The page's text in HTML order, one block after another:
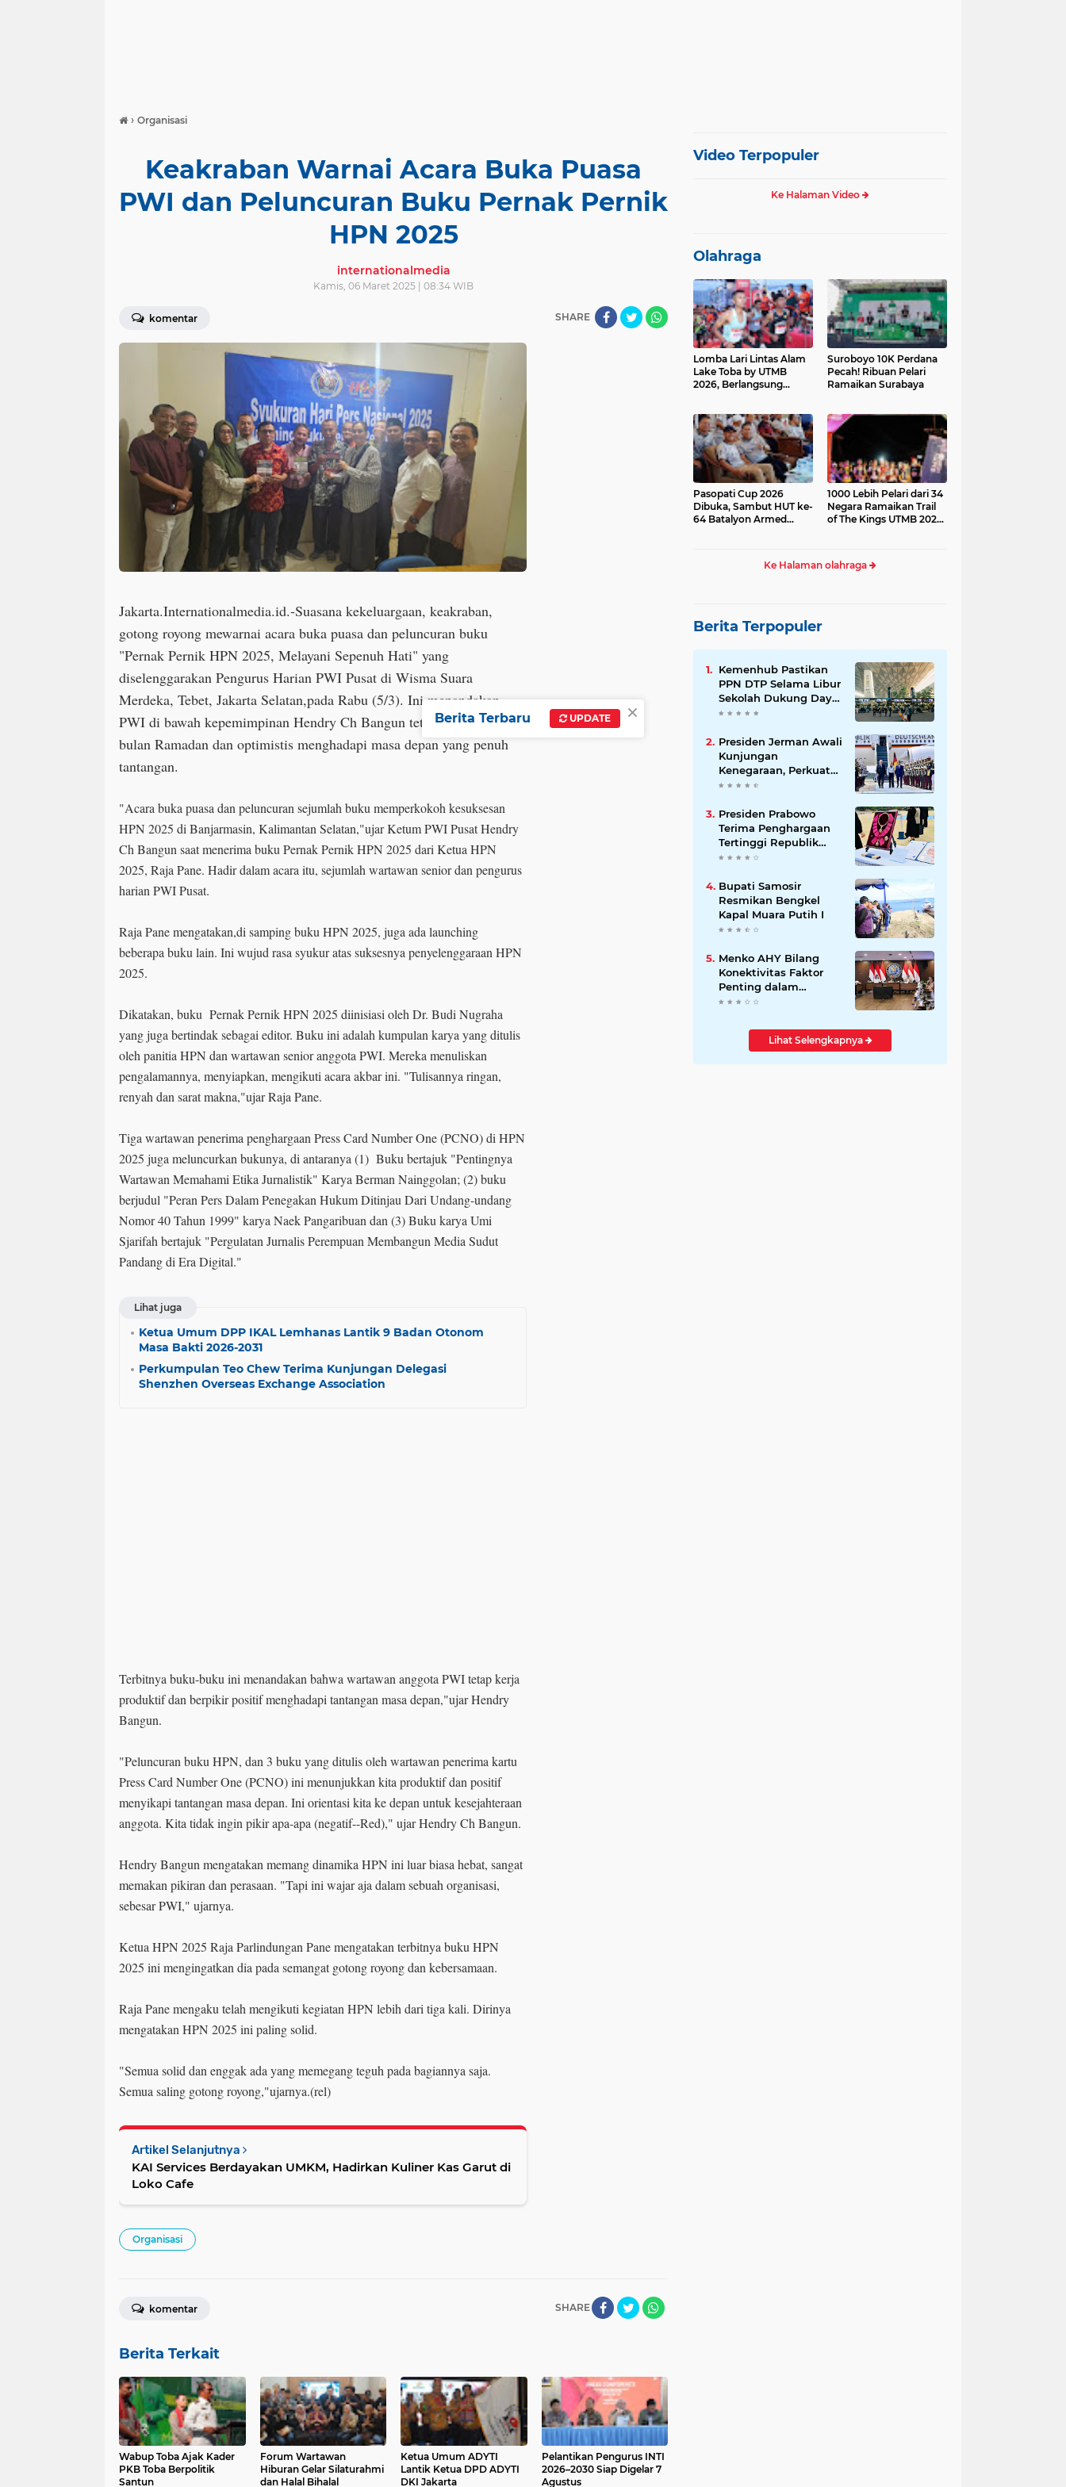
› Organisasi
Keakraban Warnai Acara Buka Puasa
PWI dan Peluncuran Buku Pernak Pernik
HPN 2025
internationalmedia
Kamis, 06 Maret 2025 | 08:34 WIB
komentar SHARE
Jakarta.Internationalmedia.id.-Suasana kekeluargaan, keakraban,
gotong royong mewarnai acara buka puasa dan peluncuran buku
"Pernak Pernik HPN 2025, Melayani Sepenuh Hati" yang
diselenggarakan Pengurus Harian PWI Pusat di Wisma Suara
Merdeka, Tebet, Jakarta Selatan,pada Rabu (5/3). Ini menandakan
PWI di bawah kepemimpinan Hendry Ch Bangun tetap produktif di
bulan Ramadan dan optimistis menghadapi masa depan yang penuh
tantangan.
"Acara buka puasa dan peluncuran sejumlah buku memperkokoh kesuksesan
HPN 2025 di Banjarmasin, Kalimantan Selatan,"ujar Ketum PWI Pusat Hendry
Ch Bangun saat menerima buku Pernak Pernik HPN 2025 dari Ketua HPN
2025, Raja Pane. Hadir dalam acara itu, sejumlah wartawan senior dan pengurus
harian PWI Pusat.
Raja Pane mengatakan,di samping buku HPN 2025, juga ada launching
beberapa buku lain. Ini wujud rasa syukur atas suksesnya penyelenggaraan HPN
2025.
Dikatakan, buku Pernak Pernik HPN 2025 diinisiasi oleh Dr. Budi Nugraha
yang juga bertindak sebagai editor. Buku ini adalah kumpulan karya yang ditulis
oleh panitia HPN dan wartawan senior anggota PWI. Mereka menuliskan
pengalamannya, menyiapkan, mengikuti acara akbar ini. "Tulisannya ringan,
renyah dan sarat makna,"ujar Raja Pane.
Tiga wartawan penerima penghargaan Press Card Number One (PCNO) di HPN
2025 juga meluncurkan bukunya, di antaranya (1) Buku bertajuk "Pentingnya
Wartawan Memahami Etika Jurnalistik" Karya Berman Nainggolan; (2) buku
berjudul "Peran Pers Dalam Penegakan Hukum Ditinjau Dari Undang-undang
Nomor 40 Tahun 1999" karya Naek Pangaribuan dan (3) Buku karya Umi
Sjarifah bertajuk "Pergulatan Jurnalis Perempuan Membangun Media Sudut
Pandang di Era Digital."
Lihat juga
Ketua Umum DPP IKAL Lemhanas Lantik 9 Badan Otonom
Masa Bakti 2026-2031
Perkumpulan Teo Chew Terima Kunjungan Delegasi
Shenzhen Overseas Exchange Association
Terbitnya buku-buku ini menandakan bahwa wartawan anggota PWI tetap kerja
produktif dan berpikir positif menghadapi tantangan masa depan,"ujar Hendry
Bangun.
"Peluncuran buku HPN, dan 3 buku yang ditulis oleh wartawan penerima kartu
Press Card Number One (PCNO) ini menunjukkan kita produktif dan positif
menyikapi tantangan masa depan. Ini orientasi kita ke depan untuk kesejahteraan
anggota. Kita tidak ingin pikir apa-apa (negatif--Red)," ujar Hendry Ch Bangun.
Hendry Bangun mengatakan memang dinamika HPN ini luar biasa hebat, sangat
memakan pikiran dan perasaan. "Tapi ini wajar aja dalam sebuah organisasi,
sebesar PWI," ujarnya.
Ketua HPN 2025 Raja Parlindungan Pane mengatakan terbitnya buku HPN
2025 ini mengingatkan dia pada semangat gotong royong dan kebersamaan.
Raja Pane mengaku telah mengikuti kegiatan HPN lebih dari tiga kali. Dirinya
mengatakan HPN 2025 ini paling solid.
"Semua solid dan enggak ada yang memegang teguh pada bagiannya saja.
Semua saling gotong royong,"ujarnya.(rel)
Artikel Selanjutnya
KAI Services Berdayakan UMKM, Hadirkan Kuliner Kas Garut di
Loko Cafe
Organisasi
SHARE
komentar
Berita Terkait
Wabup Toba Ajak Kader
PKB Toba Berpolitik
Santun
Forum Wartawan
Hiburan Gelar Silaturahmi
dan Halal Bihalal
Ketua Umum ADYTI
Lantik Ketua DPD ADYTI
DKI Jakarta
Pelantikan Pengurus INTI
2026–2030 Siap Digelar 7
Agustus
Video Terpopuler
Ke Halaman Video
Olahraga
Lomba Lari Lintas Alam
Lake Toba by UTMB
2026, Berlangsung
Suroboyo 10K Perdana
Pecah! Ribuan Pelari
Ramaikan Surabaya
Pasopati Cup 2026
Dibuka, Sambut HUT ke-
64 Batalyon Armed
1000 Lebih Pelari dari 34
Negara Ramaikan Trail
of The Kings UTMB 2026
Ke Halaman olahraga
Berita Terpopuler
Kemenhub Pastikan
PPN DTP Selama Libur
Sekolah Dukung Daya
Beli Masyarakat
Presiden Jerman Awali
Kunjungan
Kenegaraan, Perkuat
Kemitraan Strategis
Presiden Prabowo
Terima Penghargaan
Tertinggi Republik
Korea, The Grand
Bupati Samosir
Resmikan Bengkel
Kapal Muara Putih I
Menko AHY Bilang
Konektivitas Faktor
Penting dalam
Peningkatkan
Wisatawan
Lihat Selengkapnya
×
Berita Terbaru UPDATE